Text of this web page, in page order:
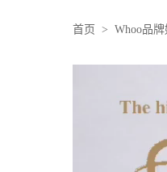
首页 > Whoo品